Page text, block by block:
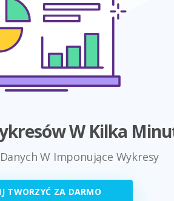
W Kilka
W Imponujące Wykresy
TWORZYĆ ZA DARMO